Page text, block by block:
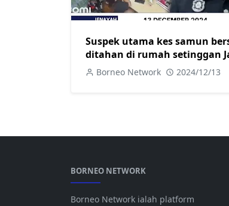
Suspek utama kes samun
ditahan di rumah setinggan
Semumok Betong
Borneo Network 2024/12/13
BORNEO NETWORK
Borneo Network ialah platform